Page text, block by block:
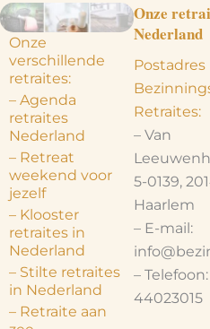
Onze
verschillende
retraites:
– Agenda
retraites
Nederland
– Retreat
weekend voor
jezelf
– Klooster
retraites in
Nederland
– Stilte retraites
in Nederland
– Retraite aan
Onze
Nederland
Postadres
Retraites:
– Van
5-0139,
Haarlem
– E-mail:
–
44023015